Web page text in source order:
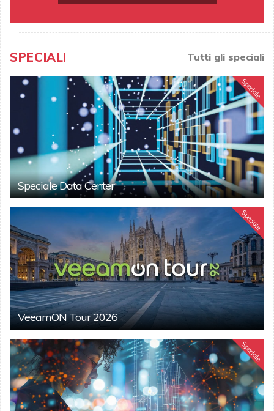
SPECIALI Tutti gli speciali
Speciale
Speciale Data Center
Speciale
VeeamON Tour 2026
Speciale